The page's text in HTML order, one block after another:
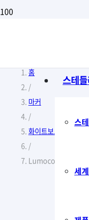
스테
스
세
홈
/
마커
/
화이트보드 마커
/
Lumocolor®